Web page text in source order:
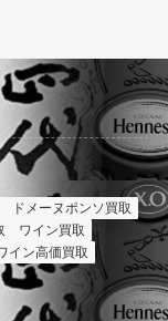
ドメーヌポンソ買取
ワイン買取
イン高価買取